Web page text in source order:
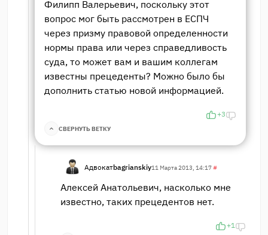
Филипп Валерьевич, поскольку этот
вопрос мог быть рассмотрен в ЕСПЧ
через призму правовой определенности
нормы права или через справедливость
суда, то может вам и вашим коллегам
известны прецеденты? Можно было бы
дополнить статью новой информацией.
+3
СВЕРНУТЬ ВЕТКУ
Адвокатbagrianskiy11 Марта 2013, 14:17#
Алексей Анатольевич, насколько мне
известно, таких прецедентов нет.
+1